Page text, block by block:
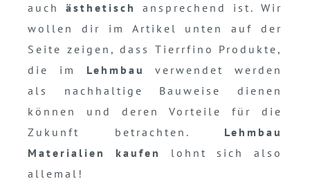
auch ästhetisch
ansprechend ist. Wir
wollen dir im Artikel unten auf der
Seite zeigen, dass Tierrfino Produkte,
die im Lehmbauverwendet werden
als nachhaltige Bauweise dienen
können und deren Vorteile für die
Zukunft betrachten. Lehmbau
Materialien kaufen
lohnt sich also
allemal!